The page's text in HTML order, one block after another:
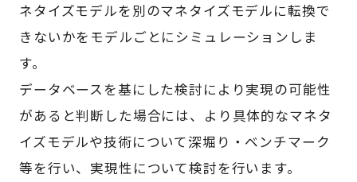
ネタイズモデルを別のマネタイズモデルに転換で
きないかをモデルごとにシミュレーションしま
す。
データベースを基にした検討により実現の可能性
があると判断した場合には、より具体的なマネタ
イズモデルや技術について深堀り・ベンチマーク
等を行い、実現性について検討を行います。